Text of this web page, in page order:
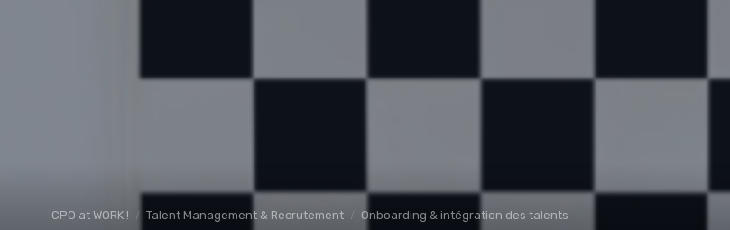
CPO at WORK ! Talent Management & Recrutement Onboarding & intégration des talents